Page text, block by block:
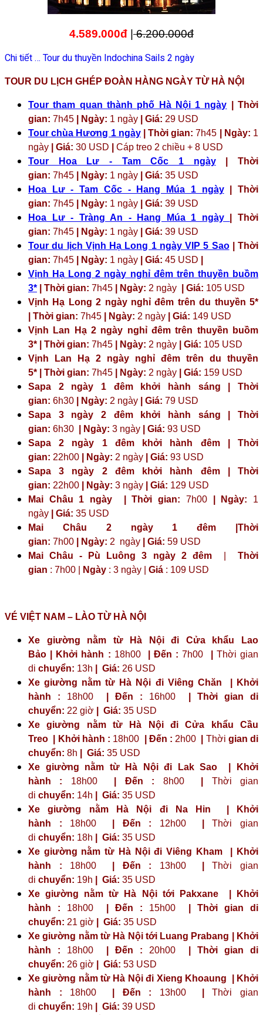
4.589.000đ 6.200.000đ
Chi tiết … Tour du thuyền Indochina Sails 2 ngày
TOUR DU LỊCH GHÉP ĐOÀN HÀNG NGÀY TỪ HÀ NỘI
Tour tham quan thành phố Hà Nội 1 ngày | Thời
gian: 7h45 | Ngày: 1 ngày | Giá: 29 USD
Tour chùa Hương 1 ngày| Thời gian: 7h45 | Ngày: 1
ngày | Giá: 30 USD
Cáp treo 2 chiều + 8 USD
Tour Hoa Lư - Tam Cốc 1 ngày| Thời
gian: 7h45 | Ngày: 1 ngày | Giá: 35 USD
Hoa Lư - Tam Cốc - Hang Múa 1 ngày| Thời
gian: 7h45 | Ngày: 1 ngày | Giá: 39 USD
Hoa Lư - Tràng An - Hang Múa 1 ngày
| Thời
gian: 7h45 | Ngày: 1 ngày | Giá: 39 USD
Tour du lịch Vịnh Hạ Long 1 ngày VIP 5 Sao| Thời
gian: 7h45 | Ngày: 1 ngày | Giá: 45 USD
Vịnh Hạ Long 2 ngày nghỉ đêm trên thuyền buồm
3* | Thời gian: 7h45 | Ngày: 2 ngày | Giá: 105 USD
Vịnh Hạ Long 2 ngày nghỉ đêm trên du thuyền 5*
| Thời gian: 7h45 | Ngày: 2 ngày | Giá: 149 USD
Vịnh Lan Hạ 2 ngày nghỉ đêm trên thuyền buồm
3* | Thời gian: 7h45 | Ngày: 2 ngày | Giá: 105 USD
Vịnh Lan Hạ 2 ngày nghỉ đêm trên du thuyền
5* | Thời gian: 7h45 | Ngày: 2 ngày | Giá: 159 USD
Sapa 2 ngày 1 đêm khởi hành sáng | Thời
gian: 6h30 | Ngày: 2 ngày | Giá: 79 USD
Sapa 3 ngày 2 đêm khởi hành sáng | Thời
gian: 6h30 | Ngày: 3 ngày | Giá: 93 USD
Sapa 2 ngày 1 đêm khởi hành đêm | Thời
gian: 22h00 | Ngày: 2 ngày | Giá: 93 USD
Sapa 3 ngày 2 đêm khởi hành đêm | Thời
gian: 22h00 | Ngày: 3 ngày | Giá: 129 USD
Mai Châu 1 ngày | Thời gian: 7h00 | Ngày: 1
ngày
| Giá: 35 USD
Mai Châu 2 ngày 1 đêm |Thời
gian: 7h00 | Ngày: 2 ngày Giá: 59 USD
Mai Châu - Pù Luông 3 ngày 2 đêm
Thời
gian : 7h00 | Ngày : 3 ngày | Giá : 109 USD
VÉ VIỆT NAM – LÀO TỪ HÀ NỘI
Xe giường nằm từ Hà Nội đi Cửa khẩu Lao
Bảo | Khởi hành : 18h00| Đến : 7h00
Thời gian
di chuyển: 13h Giá: 26 USD
Xe giường nằm từ Hà Nội đi Viêng Chăn | Khởi
hành : 18h00 | Đến : 16h00 | Thời gian di
chuyển: 22 giờ | Giá: 35 USD
Xe giường nằm từ Hà Nội đi Cửa khẩu Cầu
Treo | Khởi hành : 18h00 | Đến : 2h00 Thời gian di
chuyển: 8h Giá: 35 USD
Xe giường nằm từ Hà Nội đi Lak Sao | Khởi
hành : 18h00| Đến : 8h00| Thời gian
di chuyển: 14h Giá: 35 USD
Xe giường nằm Hà Nội đi Na Hin | Khởi
hành : 18h00 | Đến : 12h00|Thời gian
di chuyển: 18h Giá: 35 USD
Xe giường nằm từ Hà Nội đi Viêng Kham | Khởi
hành : 18h00 | Đến : 13h00|Thời gian
di chuyển: 19h Giá: 35 USD
Xe giường nằm từ Hà Nội tới Pakxane | Khởi
hành : 18h00 | Đến : 15h00 | Thời gian di
chuyển: 21 giờ | Giá: 35 USD
Xe giường nằm từ Hà Nội tới Luang Prabang | Khởi
hành : 18h00 | Đến : 20h00 | Thời gian di
chuyển: 26 giờ | Giá: 53 USD
Xe giường nằm từ Hà Nội đi Xieng Khoaung | Khởi
hành : 18h00 | Đến : 13h00|Thời gian
di chuyển: 19h Giá: 39 USD